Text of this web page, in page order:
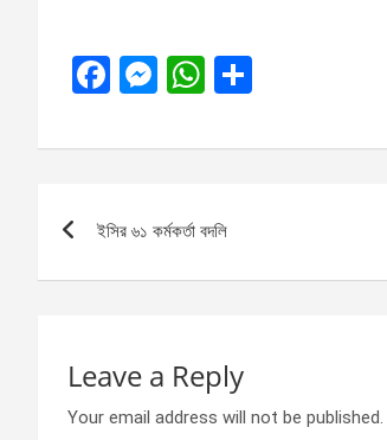
F
ce
o
M
se
g
W
at
A
ar
navigation
ইসির ৬১ কর্মকর্তা বদলি
Leave a Reply
Your email address will not be published.